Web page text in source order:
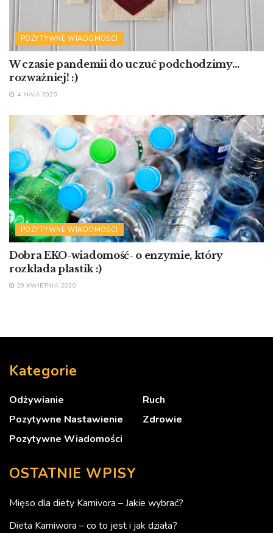
POZYTYWNE WIADOMOŚCI
W czasie pandemii do uczuć podchodzimy…
rozważniej! :)
4 MAJA 2020
POZYTYWNE WIADOMOŚCI
Dobra EKO-wiadomość- o enzymie, który
rozkłada plastik :)
29 KWIETNIA 2020
Kategorie
Odżywianie
Pozytywne Nastawienie
Pozytywne Wiadomości
Ruch
Zdrowie
OSTATNIE WPISY
Mięso dla diety Karnivora – Jakie wybrać?
Dieta Karniwora – co to jest i jak działa?